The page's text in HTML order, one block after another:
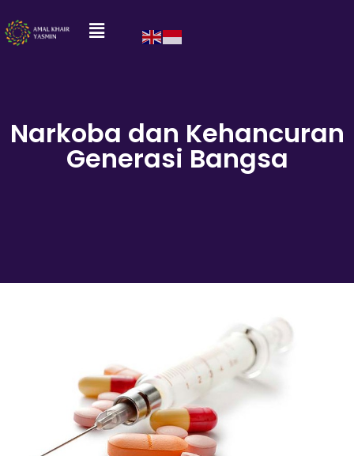
Narkoba dan Kehancuran
Generasi Bangsa